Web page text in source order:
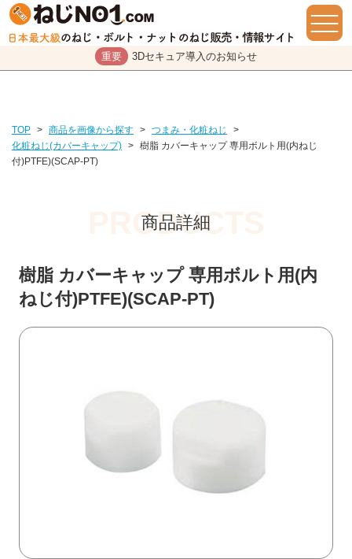
重要 3Dセキュア導入のお知らせ
TOP > 商品を画像から探す > つまみ・化粧ねじ
>
化粧ねじ(カバーキャップ) > 樹脂 カバーキャップ 専用ボルト用(内ねじ
付)PTFE)(SCAP-PT)
商品詳細
樹脂 カバーキャップ 専用ボルト用(内
ねじ付)PTFE)(SCAP-PT)